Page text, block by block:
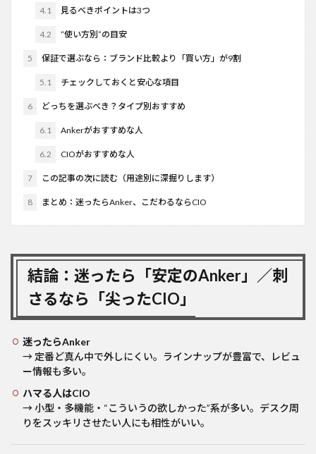
4.1 見るべきポイントは3つ
4.2 “使い方別”の目安
5 保証で選ぶなら：ブランド比較より「買い方」が9割
5.1 チェックしておくと安心な項目
6 どっちを選ぶべき？タイプ別おすすめ
6.1 Ankerがおすすめな人
6.2 CIOがおすすめな人
7 この記事の次に読む（用途別に深掘りします）
8 まとめ：迷ったらAnker、こだわるならCIO
結論：迷ったら「安定のAnker」／刺
さるなら「尖ったCIO」
迷ったらAnker
→ 定番ど真ん中で外しにくい。ラインナップが豊富で、レビュ
ー情報も多い。
ハマる人はCIO
→ 小型・多機能・“こういうの欲しかった”系が多い。デスク周
りをスッキリさせたい人にも相性がいい。